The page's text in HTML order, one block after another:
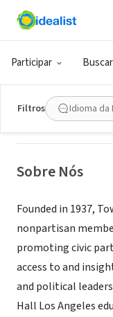
Participar
Filtros Idioma da
ONG (SETOR
Town Hall
Sobre Nós
Founded in 1937,
nonpartisan
promoting civic
access to and
and political
Hall Los Angeles